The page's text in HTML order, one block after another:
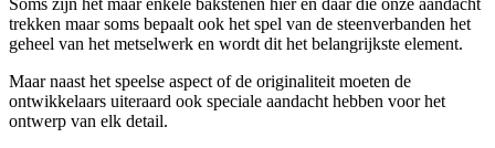
Soms zijn het maar enkele bakstenen hier en daar die onze aandacht
trekken maar soms bepaalt ook het spel van de steenverbanden het
geheel van het metselwerk en wordt dit het belangrijkste element.
Maar naast het speelse aspect of de originaliteit moeten de
ontwikkelaars uiteraard ook speciale aandacht hebben voor het
ontwerp van elk detail.